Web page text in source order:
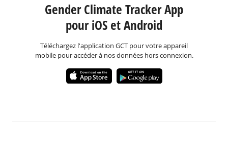
Gender Climate Tracker App
pour iOS et Android
Téléchargez l'application GCT pour votre appareil
mobile pour accéder à nos données hors connexion.